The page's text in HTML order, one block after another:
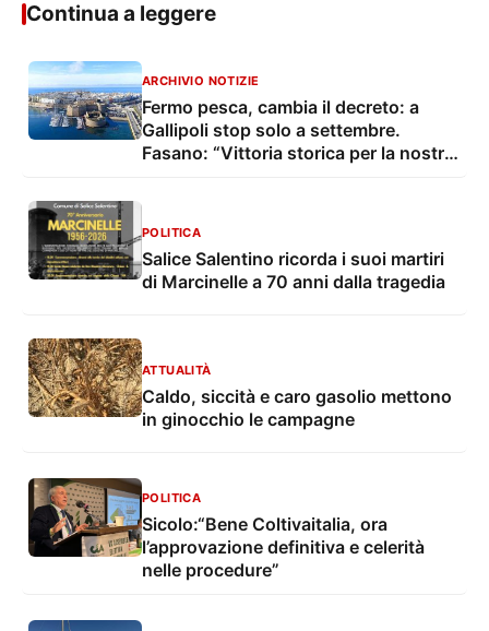
Continua a leggere
ARCHIVIO NOTIZIE
Fermo pesca, cambia il decreto: a
Gallipoli stop solo a settembre.
Fasano: “Vittoria storica per la nostra
POLITICA
Salice Salentino ricorda i suoi martiri
di Marcinelle a 70 anni dalla tragedia
ATTUALITÀ
Caldo, siccità e caro gasolio mettono
in ginocchio le campagne
POLITICA
Sicolo:“Bene Coltivaitalia, ora
l’approvazione definitiva e celerità
nelle procedure”